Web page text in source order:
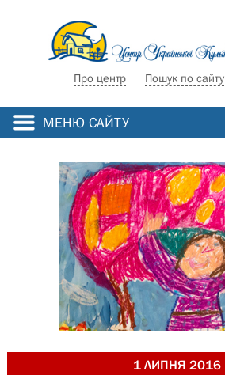
Про центр Пошук по сайту
МЕНЮ САЙТУ
1 ЛИПНЯ 2016